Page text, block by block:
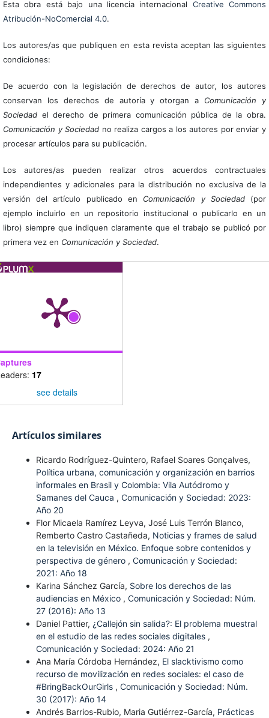
Esta obra está bajo una licencia internacional Creative Commons
Atribución-NoComercial 4.0.
Los autores/as que publiquen en esta revista aceptan las siguientes
condiciones:
De acuerdo con la legislación de derechos de autor, los autores
conservan los derechos de autoría y otorgan a Comunicación y
Sociedadel derecho de primera comunicación pública de la obra.
Comunicación y Sociedad no realiza cargos a los autores por enviar y
procesar artículos para su publicación.
Los autores/as pueden realizar otros acuerdos contractuales
independientes y adicionales para la distribución no exclusiva de la
versión del artículo publicado en Comunicación y Sociedad(por
ejemplo incluirlo en un repositorio institucional o publicarlo en un
libro) siempre que indiquen claramente que el trabajo se publicó por
primera vez en Comunicación y Sociedad.
17
see details
Artículos similares
Ricardo Rodríguez-Quintero, Rafael Soares Gonçalves,
Política urbana, comunicación y organización en barrios
informales en Brasil y Colombia: Vila Autódromo y
Samanes del Cauca , Comunicación y Sociedad: 2023:
Año 20
Flor Micaela Ramírez Leyva, José Luis Terrón Blanco,
Remberto Castro Castañeda, Noticias y frames de salud
en la televisión en México. Enfoque sobre contenidos y
perspectiva de género , Comunicación y Sociedad:
2021: Año 18
Karina Sánchez García, Sobre los derechos de las
audiencias en México , Comunicación y Sociedad: Núm.
27 (2016): Año 13
Daniel Pattier, ¿Callejón sin salida?: El problema muestral
en el estudio de las redes sociales digitales ,
Comunicación y Sociedad: 2024: Año 21
Ana María Córdoba Hernández, El slacktivismo como
recurso de movilización en redes sociales: el caso de
#BringBackOurGirls , Comunicación y Sociedad: Núm.
30 (2017): Año 14
Andrés Barrios-Rubio, Maria Gutiérrez-García, Prácticas